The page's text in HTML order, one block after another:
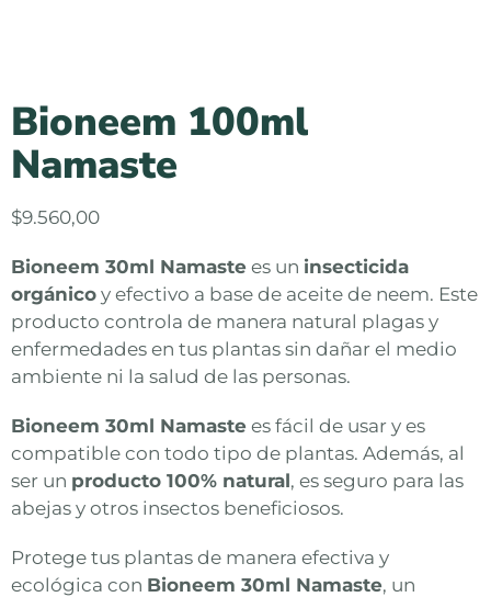
Bioneem 100ml
Namaste
$9.560,00
Bioneem 30ml Namaste es un insecticida
orgánico y efectivo a base de aceite de neem. Este
producto controla de manera natural plagas y
enfermedades en tus plantas sin dañar el medio
ambiente ni la salud de las personas.
Bioneem 30ml Namaste es fácil de usar y es
compatible con todo tipo de plantas. Además, al
ser un producto 100% natural, es seguro para las
abejas y otros insectos beneficiosos.
Protege tus plantas de manera efectiva y
ecológica con Bioneem 30ml Namaste, un